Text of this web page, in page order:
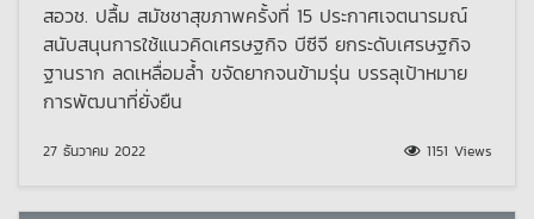
สอวช. ปลื้ม สมัชชาสุขภาพครั้งที่ 15 ประกาศเจตนารมณ์
สนับสนุนการใช้แนวคิดเศรษฐกิจ บีซีจี ยกระดับเศรษฐกิจ
ฐานราก ลดเหลื่อมล้ำ ขจัดยากจนข้ามรุ่น บรรลุเป้าหมาย
การพัฒนาที่ยั่งยืน
27 ธันวาคม 2022 1151 Views